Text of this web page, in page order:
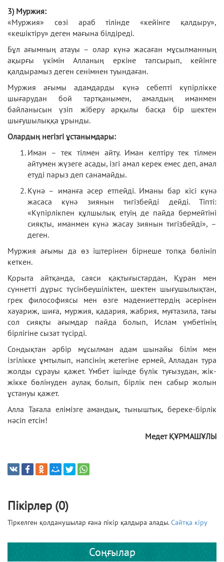
3) Муржия:
«Муржия» сөзі араб тілінде «кейінге қалдыру»,
«кешіктіру» деген мағына білдіреді.
Бұл ағымның атауы – олар күнә жасаған мұсылманның
ақырғы үкімін Алланың еркіне тапсырып, кейінге
қалдырамыз деген сенімнен туындаған.
Муржия ағымы адамдарды күнә себепті күпірлікке
шығарудан бой тартқанымен, амалдың иманмен
байланысын үзіп жіберу арқылы басқа бір шектен
шығушылыққа ұрынды.
Олардың негізгі ұстанымдары:
Иман – тек тілмен айту. Иман келтіру тек тілмен
айтумен жүзеге асады, ізгі амал керек емес деп, амал
етуді парыз деп санамайды.
Күнә – иманға әсер етпейді. Иманы бар кісі күнə
жасаса күнə зиянын тигізбейді дейді. Тіпті:
«Күпірлікпен құлшылық етуің де пайда бермейтіні
сияқты, иманмен күнə жасау зиянын тигізбейді», –
деген.
Муржия ағымы да өз іштерінен бірнеше топқа бөлініп
кеткен.
Қорыта айтқанда, саяси қақтығыстардан, Құран мен
сүннетті дұрыс түсінбеушіліктен, шектен шығушылықтан,
грек философиясы мен өзге мәдениеттердің әсерінен
хауариж, шиға, муржия, қадария, жабрия, муғтазила, тағы
сол сияқты ағымдар пайда болып, Ислам үмбетінің
бірлігіне сызат түсірді.
Сондықтан әрбір мұсылман адам шынайы білім мен
ізгілікке ұмтылып, нәпсінің жетегіне ермей, Алладан тура
жолды сұрауы қажет. Үмбет ішінде бүлік туғызудан, жік-
жікке бөлінуден аулақ болып, бірлік пен сабыр жолын
ұстануы қажет.
Алла Тағала елімізге амандық, тыныштық, береке-бірлік
нәсіп етсін!
Медет ҚҰРМАШҰЛЫ
Пікірлер (0)
Тіркелген қолданушылар ғана пікір қалдыра алады.Сайтқа кіру
Соңғылар